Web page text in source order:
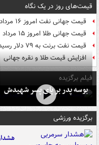
قیمت‌های روز در یک نگاه
قیمت جهانی نفت امروز ۱۶ مرداد
قیمت جهانی طلا امروز ۱۵ مرداد
قیمت نفت برنت به ۷۹ دلار رسید
افزایش قیمت طلا و نقره جهانی
فیلم برگزیده
بوسه‌ پدر بر پای پسر شهیدش
برگزیده ورزشی